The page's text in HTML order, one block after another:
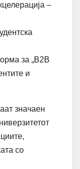
–
за „B2B
и
значаен
со